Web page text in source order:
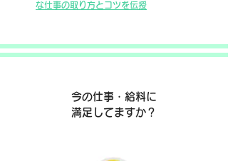
な仕事の取り方とコツを伝授
今の仕事・給料に
満足してますか？